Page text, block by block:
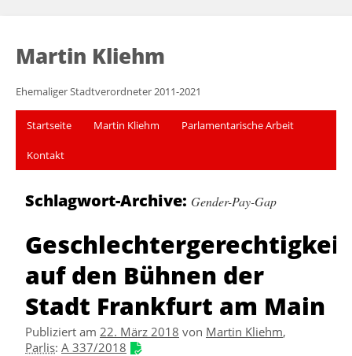
Martin Kliehm
Ehemaliger Stadtverordneter 2011-2021
Startseite Martin Kliehm Parlamentarische Arbeit
Kontakt
Schlagwort-Archive: Gender-Pay-Gap
Geschlechtergerechtigkeit
auf den Bühnen der
Stadt Frankfurt am Main
Publiziert am 22. März 2018 von Martin Kliehm,
Parlis: A 337/2018